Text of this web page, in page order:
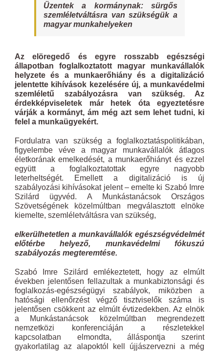
Üzentek a kormánynak: sürgős
szemléletváltásra van szükségük a
magyar munkahelyeken
Az elöregedő és egyre rosszabb egészségi
állapotban foglalkoztatott magyar munkavállalók
helyzete és a munkaerőhiány és a digitalizáció
jelentette kihívások kezelésére új, a munkavédelmi
szemléletű szabályozásra van szükség. Az
érdekképviseletek már hetek óta egyeztetésre
várják a kormányt, ám még azt sem lehet tudni, ki
felel a munkaügyekért.
Fordulatra van szükség a foglalkoztatáspolitikában,
figyelembe véve a magyar munkavállalók átlagos
életkorának emelkedését, a munkaerőhiányt és ezzel
együtt a foglalkoztatottak egyre nagyobb
leterheltségét. Emellett a digitalizáció is új
szabályozási kihívásokat jelent – emelte ki Szabó Imre
Szilárd ügyvéd. A Munkástanácsok Országos
Szövetségének közelmúltban megválasztott elnöke
kiemelte, szemléletváltásra van szükség,
elkerülhetetlen a munkavállalók egészségvédelmét
előtérbe helyező, munkavédelmi fókuszú
szabályozás megteremtése.
Szabó Imre Szilárd emlékeztetett, hogy az elmúlt
években jelentősen fellazultak a munkabiztonsági és
foglalkozás-egészségügyi szabályok, miközben a
hatósági ellenőrzést végző tisztviselők száma is
jelentősen csökkent az elmúlt évtizedekben. Az elnök
a Munkástanácsok közelmúltban megrendezett
nemzetközi konferenciáján a részletekkel
kapcsolatban elmondta, álláspontja szerint
gyakorlatilag az alapoktól kell újjászervezni a még